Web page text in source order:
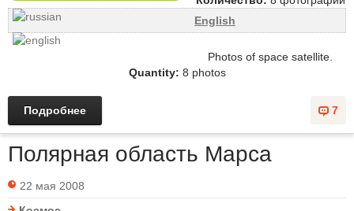
English
Photos of space satellite.
Quantity: 8 photos
7
Подробнее
Полярная область Марса
22 мая 2008